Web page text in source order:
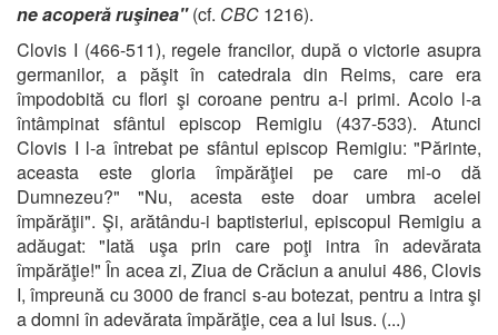
ne acoperă ruşinea"(cf. CBC 1216).
Clovis I (466-511), regele francilor, după o victorie asupra
germanilor, a păşit în catedrala din Reims, care era
împodobită cu flori şi coroane pentru a-l primi. Acolo l-a
întâmpinat sfântul episcop Remigiu (437-533). Atunci
Clovis I l-a întrebat pe sfântul episcop Remigiu: "Părinte,
aceasta este gloria împărăţiei pe care mi-o dă
Dumnezeu?" "Nu, acesta este doar umbra acelei
împărăţii". Şi, arătându-i baptisteriul, episcopul Remigiu a
adăugat: "Iată uşa prin care poţi intra în adevărata
împărăţie!" În acea zi, Ziua de Crăciun a anului 486, Clovis
I, împreună cu 3000 de franci s-au botezat, pentru a intra şi
a domni în adevărata împărăţie, cea a lui Isus. (...)